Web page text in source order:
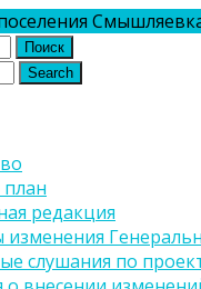
редакция
слушания по